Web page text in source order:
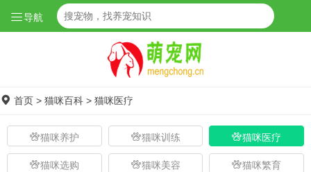
导航
首页 > 猫咪百科 > 猫咪医疗
猫咪养护 猫咪训练 猫咪医疗
猫咪选购 猫咪美容 猫咪繁育